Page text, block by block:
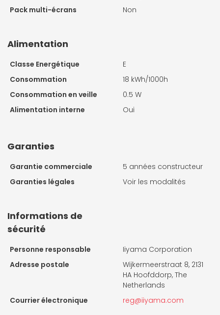
Pack multi-écrans
Non
Alimentation
Classe Energétique
E
Consommation
18 kWh/1000h
Consommation en veille
0.5 W
Alimentation interne
Oui
Garanties
Garantie commerciale
5 années constructeur
Garanties légales
Voir les modalités
Informations de
sécurité
Personne responsable
Iiyama Corporation
Adresse postale
Wijkermeerstraat 8, 2131
HA Hoofddorp, The
Netherlands
Courrier électronique
reg@iiyama.com